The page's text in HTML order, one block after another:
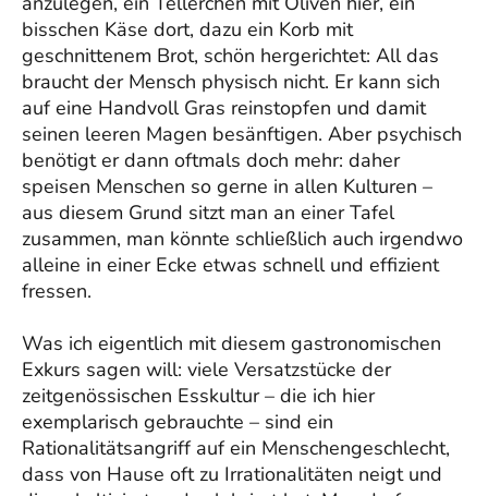
bisschen Käse dort, dazu ein Korb mit
geschnittenem Brot, schön hergerichtet: All das
braucht der Mensch physisch nicht. Er kann sich
auf eine Handvoll Gras reinstopfen und damit
seinen leeren Magen besänftigen. Aber psychisch
benötigt er dann oftmals doch mehr: daher
speisen Menschen so gerne in allen Kulturen –
aus diesem Grund sitzt man an einer Tafel
zusammen, man könnte schließlich auch irgendwo
alleine in einer Ecke etwas schnell und effizient
fressen.
Was ich eigentlich mit diesem gastronomischen
Exkurs sagen will: viele Versatzstücke der
zeitgenössischen Esskultur – die ich hier
exemplarisch gebrauchte – sind ein
Rationalitätsangriff auf ein Menschengeschlecht,
dass von Hause oft zu Irrationalitäten neigt und